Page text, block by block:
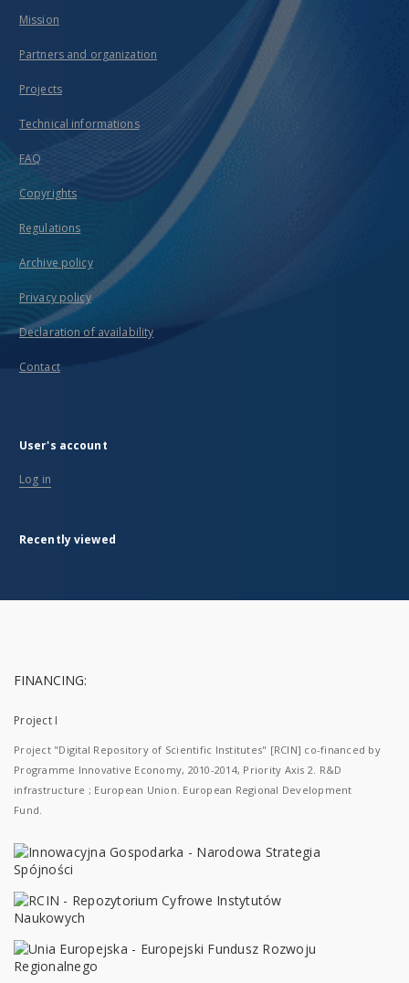
Mission
Partners and organization
Projects
Technical informations
FAQ
Copyrights
Regulations
Archive policy
Privacy policy
Declaration of availability
Contact
User's account
Log in
Recently viewed
FINANCING:
Project I
Project "Digital Repository of Scientific Institutes" [RCIN] co-financed by
Programme Innovative Economy, 2010-2014, Priority Axis 2. R&D
infrastructure ; European Union. European Regional Development
Fund.